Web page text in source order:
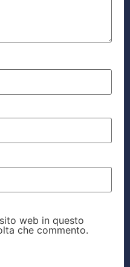
web in questo
che commento.